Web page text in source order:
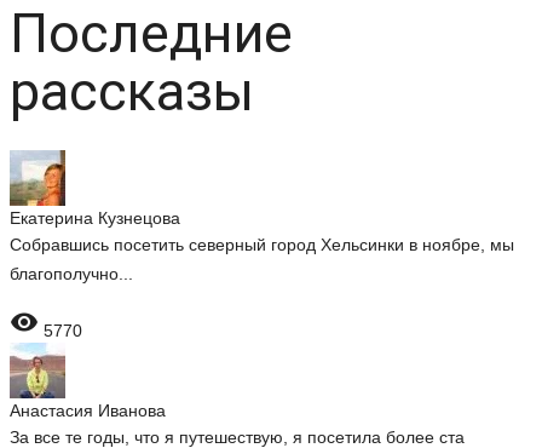
Последние
рассказы
Екатерина Кузнецова
Собравшись посетить северный город Хельсинки в ноябре, мы
благополучно...
 5770
Анастасия Иванова
За все те годы, что я путешествую, я посетила более ста